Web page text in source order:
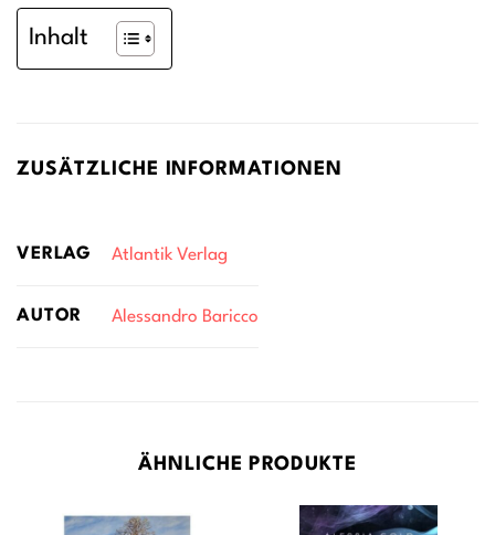
Inhalt
ZUSÄTZLICHE INFORMATIONEN
VERLAG Atlantik Verlag
AUTOR Alessandro Baricco
ÄHNLICHE PRODUKTE